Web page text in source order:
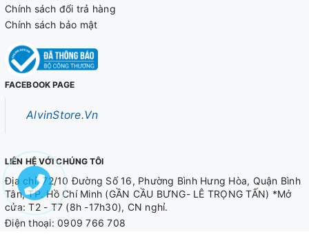
Chính sách đổi trả hàng
Chính sách bảo mật
FACEBOOK PAGE
AlvinStore.Vn
LIÊN HỆ VỚI CHÚNG TÔI
Địa chỉ: 72/10 Đường Số 16, Phường Bình Hưng Hòa, Quận Bình
Tân, TP. Hồ Chí Minh (GẦN CẦU BƯNG- LÊ TRỌNG TẤN) *Mở
cửa: T2 - T7 (8h -17h30), CN nghỉ.
Điện thoại: 0909 766 708